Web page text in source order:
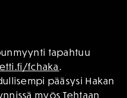
tapahtuu
fchaka.
pääsysi Hakan
myös Tehtaan